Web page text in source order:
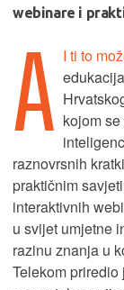
webinare i
A I ti to
kojom
raznovrsnih
praktičnim
interaktivnih
u svijet umjetne
razinu znanja u
Telekom